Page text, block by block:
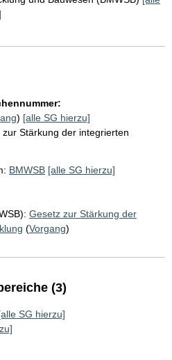
) [alle SG hierzu]
Stärkung der integrierten
BMWSB [alle SG hierzu]
Gesetz zur Stärkung der
(Vorgang)
(3)
SG hierzu]